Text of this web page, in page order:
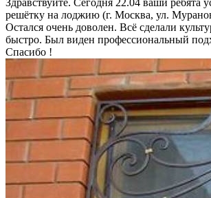
Здравствуйте. Сегодня 22.04 ваши ребята
решётку на лоджию (г. Москва, ул.
Остался очень доволен. Всё сделали
быстро. Был виден профессиональный
Спасибо !